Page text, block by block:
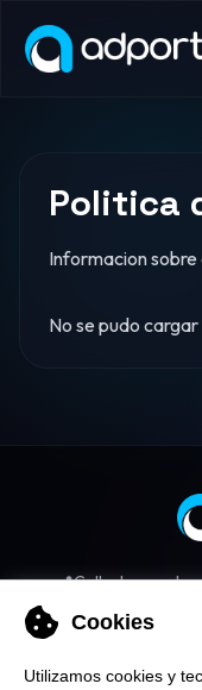
Politica
Informacion
No se pudo
📍Calle
Politica de
cookiesCookies
Utilizamos cookies y